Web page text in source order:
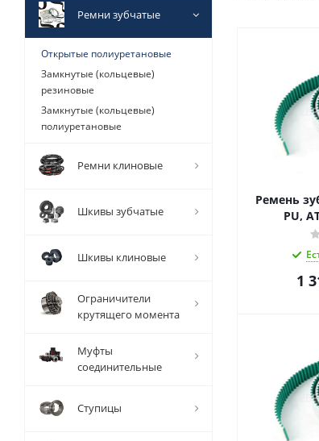
Ремень
PU,
1
Ремни зубчатые
Открытые полиуретановые
Замкнутые (кольцевые)
резиновые
Замкнутые (кольцевые)
полиуретановые
Ремни клиновые
Шкивы зубчатые
Шкивы клиновые
Ограничители
крутящего момента
Муфты
соединительные
Ступицы